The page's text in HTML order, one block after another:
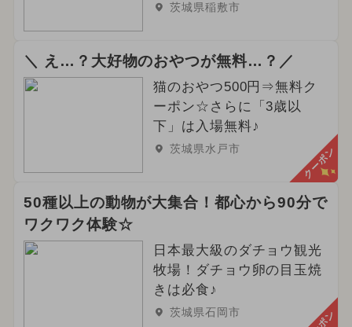
茨城県稲敷市
＼ え…？大好物のおやつが無料…？／
猫のおやつ500円⇒無料ク
ーポン☆さらに「3歳以
下」は入場無料♪
茨城県水戸市 クーポン
50種以上の動物が大集合！都心から90分で
ワクワク体験☆
日本最大級のダチョウ観光
牧場！ダチョウ卵の目玉焼
きは必食♪
茨城県石岡市